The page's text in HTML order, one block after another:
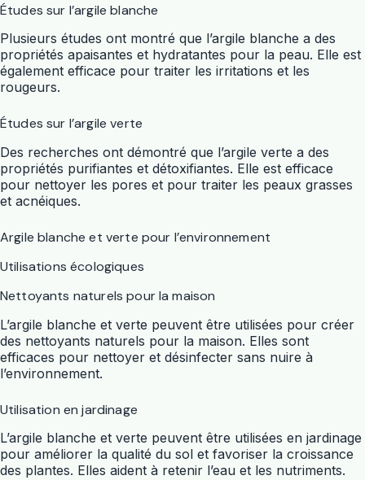
Études sur l’argile blanche
Plusieurs études ont montré que l’argile blanche a des
propriétés apaisantes et hydratantes pour la peau. Elle est
également efficace pour traiter les irritations et les
rougeurs.
Études sur l’argile verte
Des recherches ont démontré que l’argile verte a des
propriétés purifiantes et détoxifiantes. Elle est efficace
pour nettoyer les pores et pour traiter les peaux grasses
et acnéiques.
Argile blanche et verte pour l’environnement
Utilisations écologiques
Nettoyants naturels pour la maison
L’argile blanche et verte peuvent être utilisées pour créer
des nettoyants naturels pour la maison. Elles sont
efficaces pour nettoyer et désinfecter sans nuire à
l’environnement.
Utilisation en jardinage
L’argile blanche et verte peuvent être utilisées en jardinage
pour améliorer la qualité du sol et favoriser la croissance
des plantes. Elles aident à retenir l’eau et les nutriments.